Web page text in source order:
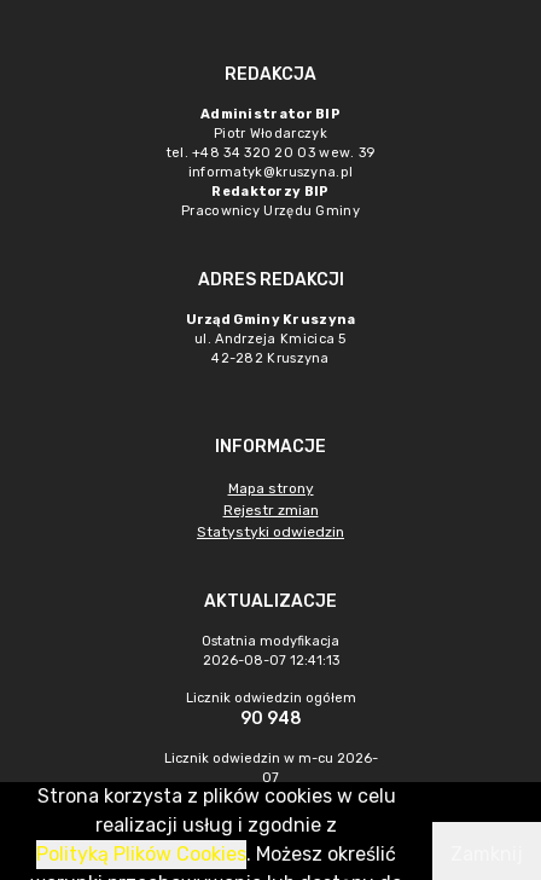
REDAKCJA
Administrator BIP
Piotr Włodarczyk
tel. +48 34 320 20 03 wew. 39
informatyk@kruszyna.pl
Redaktorzy BIP
Pracownicy Urzędu Gminy
ADRES REDAKCJI
Urząd Gminy Kruszyna
ul. Andrzeja Kmicica 5
42-282 Kruszyna
INFORMACJE
Mapa strony
Rejestr zmian
Statystyki odwiedzin
AKTUALIZACJE
Ostatnia modyfikacja
2026-08-07 12:41:13
Licznik odwiedzin ogółem
90 948
Licznik odwiedzin w m-cu 2026-
07
435
CMS & Hosting: Nefeni Sp. z o.o.
Strona korzysta z plików cookies w celu
realizacji usług i zgodnie z
Polityką Plików Cookies. Możesz określić